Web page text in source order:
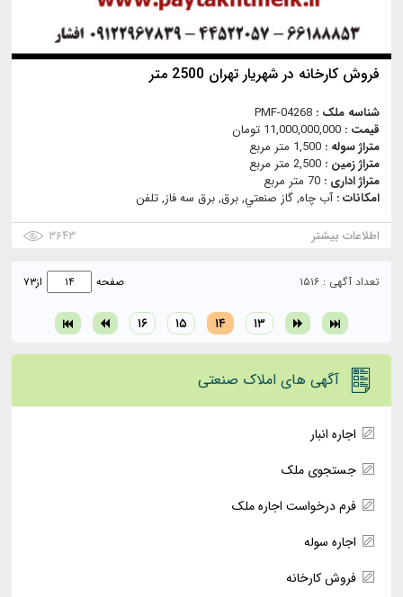
فروش کارخانه در شهریار تهران 2500 متر
شناسه ملک : PMF-04268
قیمت : 11,000,000,000 تومان
متراژ سوله : 1,500 متر مربع
متراژ زمین : 2,500 متر مربع
متراژ اداری : 70 متر مربع
امکانات :آب چاه, گاز صنعتي, برق, برق سه فاز, تلفن
اطلاعات بیشتر
۳۶۴۳
تعداد آگهی : ۱۵۱۶
۱۳ ۱۴ ۱۵ ۱۶
صفحه از۷۳
آگهی های املاک صنعتی
اجاره انبار
جستجوی ملک
فرم درخواست اجاره ملک
اجاره سوله
فروش کارخانه